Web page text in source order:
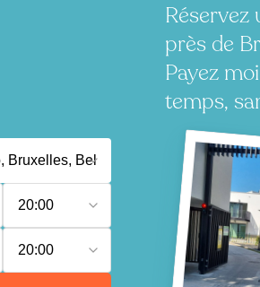
Réservez
près de
Payez
temps,
20:00
20:00